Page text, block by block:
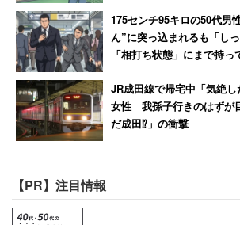
175センチ95キロの50代男
ん”に突っ込まれるも「し
「相打ち状態」にまで持っ
JR成田線で帰宅中「気絶
女性 我孫子行きのはずが
だ成田⁉」の衝撃
【PR】注目情報